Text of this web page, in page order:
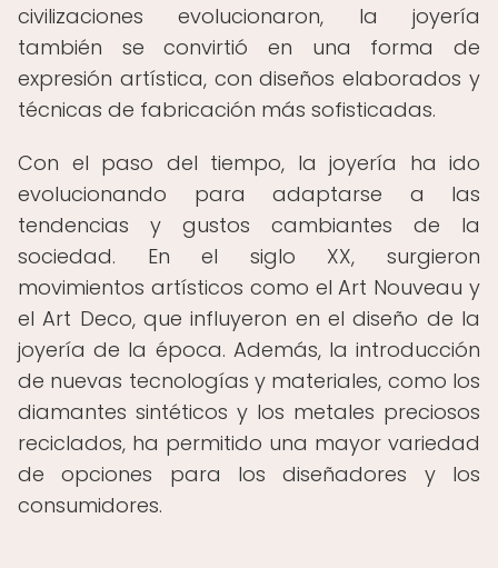
civilizaciones evolucionaron, la joyería
también se convirtió en una forma de
expresión artística, con diseños elaborados y
técnicas de fabricación más sofisticadas.
Con el paso del tiempo, la joyería ha ido
evolucionando para adaptarse a las
tendencias y gustos cambiantes de la
sociedad. En el siglo XX, surgieron
movimientos artísticos como el Art Nouveau y
el Art Deco, que influyeron en el diseño de la
joyería de la época. Además, la introducción
de nuevas tecnologías y materiales, como los
diamantes sintéticos y los metales preciosos
reciclados, ha permitido una mayor variedad
de opciones para los diseñadores y los
consumidores.